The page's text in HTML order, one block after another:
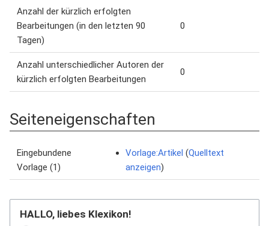
Anzahl der kürzlich erfolgten
Bearbeitungen (in den letzten 90
Tagen)
0
Anzahl unterschiedlicher Autoren der
kürzlich erfolgten Bearbeitungen
0
Seiteneigenschaften
Eingebundene
Vorlage (1)
Vorlage:Artikel (Quelltext
anzeigen)
HALLO, liebes Klexikon!